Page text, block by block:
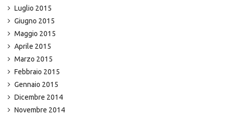
Luglio 2015
Giugno 2015
Maggio 2015
Aprile 2015
Marzo 2015
Febbraio 2015
Gennaio 2015
Dicembre 2014
Novembre 2014